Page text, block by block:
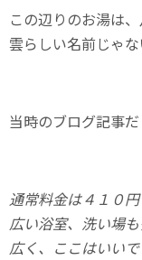
この辺りのお湯は
雲らしい名前じゃな
当時のブログ記事だ
通常料金は４１０
広い浴室、洗い場
広く、ここはいいで